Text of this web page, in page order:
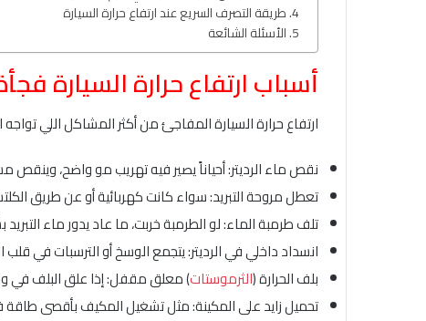
طريقة التصرف السريع عند ارتفاع حرارة السيارة
الأسئلة الشائعة
أسباب ارتفاع حرارة السيارة
ارتفاع حرارة السيارة المفاجئ من أكثر المشاكل اللي
نقص ماء الرديتر: أحياناً يصير فيه تهريب مو واضح،
تعطل مروحة التبريد: سواء كانت كهربائية أو عن طريق
تلف طرمبة الماء: لو الطرمبة خربت، ما عاد يدور ماء
انسداد داخلي في الرديتر: يتجمع الوسخ أو الترسبات في قلب
بلف الحرارة (الثرموستات) معلق مقفل: إذا علق البلف في
تحميل زايد على المكينة: مثل تشغيل المكيف بأقصى